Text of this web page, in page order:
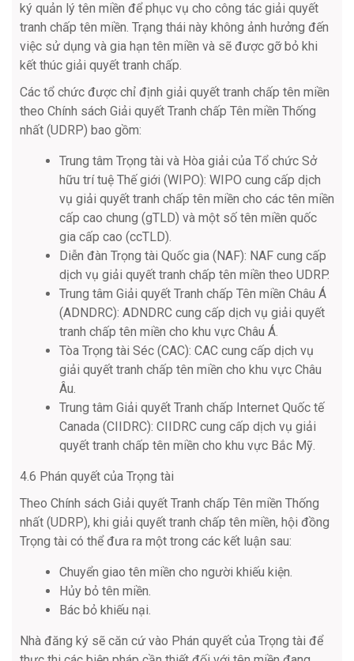
ký quản lý tên miền để phục vụ cho công tác giải quyết
tranh chấp tên miền. Trạng thái này không ảnh hưởng đến
việc sử dụng và gia hạn tên miền và sẽ được gỡ bỏ khi
kết thúc giải quyết tranh chấp.
Các tổ chức được chỉ định giải quyết tranh chấp tên miền
theo Chính sách Giải quyết Tranh chấp Tên miền Thống
nhất (UDRP) bao gồm:
Trung tâm Trọng tài và Hòa giải của Tổ chức Sở
hữu trí tuệ Thế giới (WIPO): WIPO cung cấp dịch
vụ giải quyết tranh chấp tên miền cho các tên miền
cấp cao chung (gTLD) và một số tên miền quốc
gia cấp cao (ccTLD).
Diễn đàn Trọng tài Quốc gia (NAF): NAF cung cấp
dịch vụ giải quyết tranh chấp tên miền theo UDRP.
Trung tâm Giải quyết Tranh chấp Tên miền Châu Á
(ADNDRC): ADNDRC cung cấp dịch vụ giải quyết
tranh chấp tên miền cho khu vực Châu Á.
Tòa Trọng tài Séc (CAC): CAC cung cấp dịch vụ
giải quyết tranh chấp tên miền cho khu vực Châu
Âu.
Trung tâm Giải quyết Tranh chấp Internet Quốc tế
Canada (CIIDRC): CIIDRC cung cấp dịch vụ giải
quyết tranh chấp tên miền cho khu vực Bắc Mỹ.
4.6 Phán quyết của Trọng tài
Theo Chính sách Giải quyết Tranh chấp Tên miền Thống
nhất (UDRP), khi giải quyết tranh chấp tên miền, hội đồng
Trọng tài có thể đưa ra một trong các kết luận sau:
Chuyển giao tên miền cho người khiếu kiện.
Hủy bỏ tên miền.
Bác bỏ khiếu nại.
Nhà đăng ký sẽ căn cứ vào Phán quyết của Trọng tài để